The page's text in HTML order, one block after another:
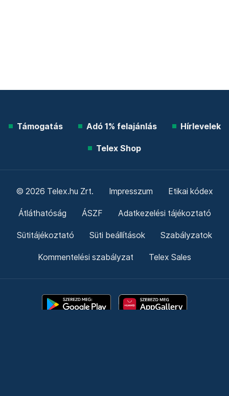
Támogatás Adó 1% felajánlás Hírlevelek
Telex Shop
© 2026 Telex.hu Zrt. Impresszum Etikai kódex
Átláthatóság ÁSZF Adatkezelési tájékoztató
Sütitájékoztató Süti beállítások Szabályzatok
Kommentelési szabályzat Telex Sales